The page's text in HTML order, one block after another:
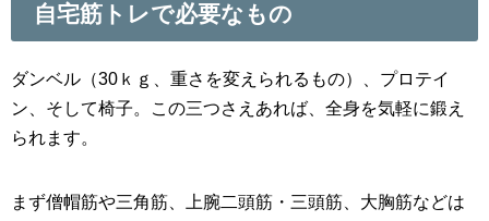
自宅筋トレで必要なもの
ダンベル（30ｋｇ、重さを変えられるもの）、プロテイ
ン、そして椅子。この三つさえあれば、全身を気軽に鍛え
られます。
まず僧帽筋や三角筋、上腕二頭筋・三頭筋、大胸筋などは